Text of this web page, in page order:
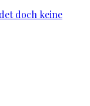
doch keine